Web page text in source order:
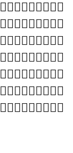
𞼞
𞼟
𞼠
𞼡
𞼢
𞼣
𞼤
𞼥
𞼦
𞼼
𞼽
𞼾
𞼿
𞽀
𞽁
𞽂
𞽃
𞽄
𞽚
𞽛
𞽜
𞽝
𞽞
𞽟
𞽠
𞽡
𞽢
𞽸
𞽹
𞽺
𞽻
𞽼
𞽽
𞽾
𞽿
𞾀
𞾖
𞾗
𞾘
𞾙
𞾚
𞾛
𞾜
𞾝
𞾞
𞾴
𞾵
𞾶
𞾷
𞾸
𞾹
𞾺
𞾻
𞾼
𞿒
𞿓
𞿔
𞿕
𞿖
𞿗
𞿘
𞿙
𞿚